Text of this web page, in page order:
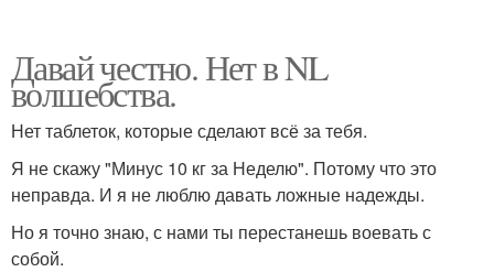
Давай честно. Нет в NL
волшебства.
Нет таблеток, которые сделают всё за тебя.
Я не скажу "Минус 10 кг за Неделю". Потому что это
неправда. И я не люблю давать ложные надежды.
Но я точно знаю, с нами ты перестанешь воевать с
собой.